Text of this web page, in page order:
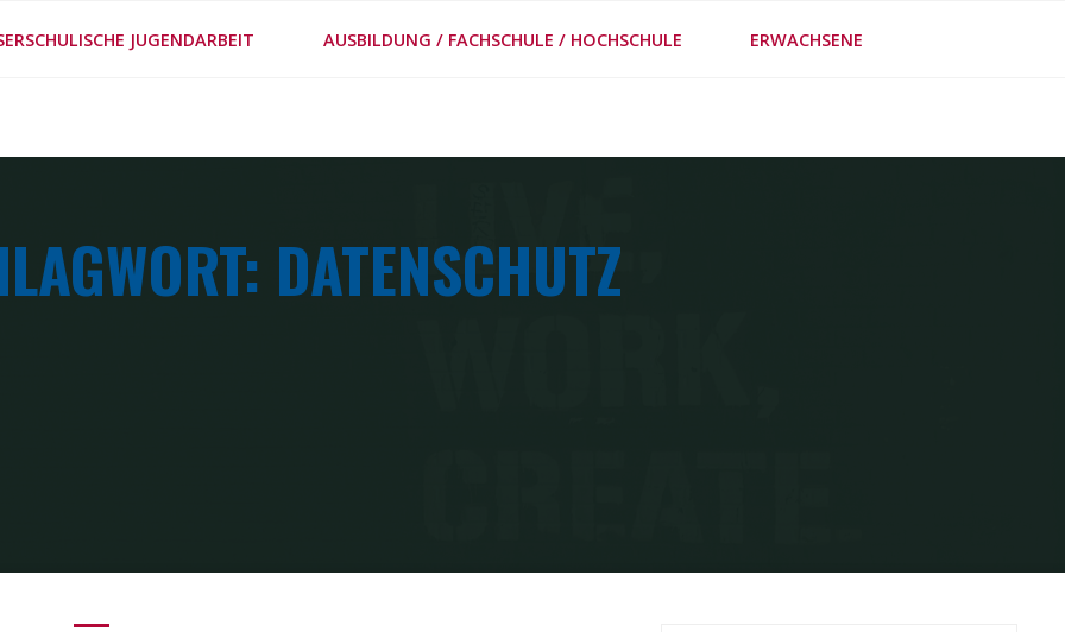
METHODENSTECKBRIEFE
JUGENDARBEIT AUSBILDUNG / FACHSCHULE / HOCHSCHULE ERWACHSENE
DATENSCHUTZ